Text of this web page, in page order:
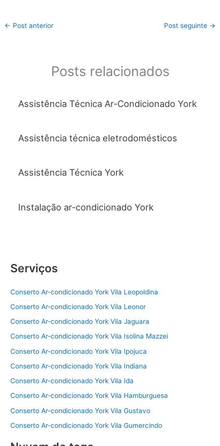
c
k
itt
p
← Post anterior Post seguinte →
Posts relacionados
Assistência Técnica Ar-Condicionado York
Assistência técnica eletrodomésticos
Assistência Técnica York
Instalação ar-condicionado York
Serviços
Conserto Ar-condicionado York Vila Leopoldina
Conserto Ar-condicionado York Vila Leonor
Conserto Ar-condicionado York Vila Jaguara
Conserto Ar-condicionado York Vila Isolina Mazzei
Conserto Ar-condicionado York Vila Ipojuca
Conserto Ar-condicionado York Vila Indiana
Conserto Ar-condicionado York Vila Ida
Conserto Ar-condicionado York Vila Hamburguesa
Conserto Ar-condicionado York Vila Gustavo
Conserto Ar-condicionado York Vila Gumercindo